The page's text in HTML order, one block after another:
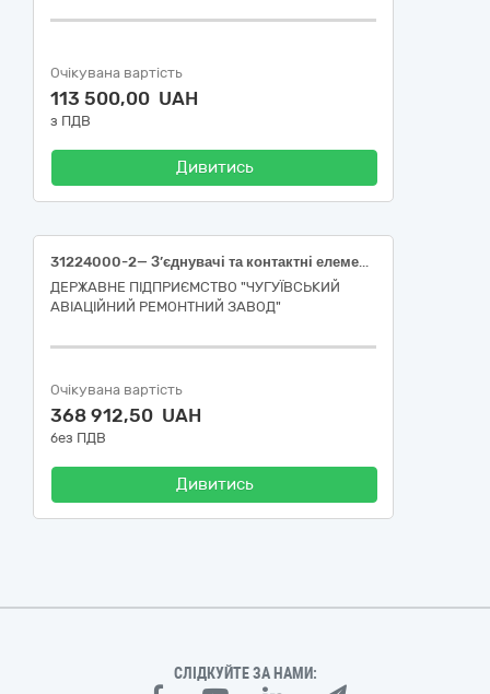
Очікувана вартість
113 500,00 UAH
з ПДВ
Дивитись
31224000-2— З’єднувачі та контактні елементи
ДЕРЖАВНЕ ПІДПРИЄМСТВО "ЧУГУЇВСЬКИЙ
АВІАЦІЙНИЙ РЕМОНТНИЙ ЗАВОД"
Очікувана вартість
368 912,50 UAH
без ПДВ
Дивитись
СЛІДКУЙТЕ ЗА НАМИ: